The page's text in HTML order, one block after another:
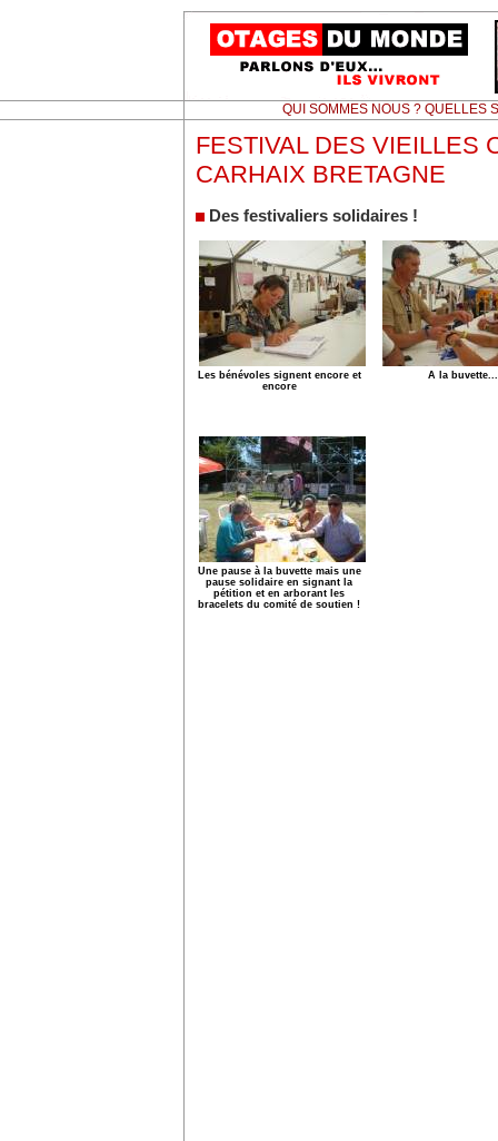
QUI SOMMES NOUS ? QUELLES
FESTIVAL DES VIEILLES
CARHAIX BRETAGNE
Des festivaliers solidaires !
Les bénévoles signent encore et
encore
A la buvette...
Une pause à la buvette mais une
pause solidaire en signant la
pétition et en arborant les
bracelets du comité de soutien !